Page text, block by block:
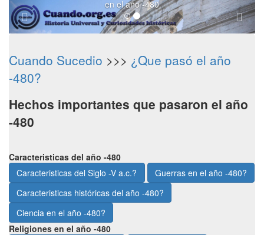
en el año -480
Cuando Sucedio >>> ¿Que pasó el año
-480?
Hechos importantes que pasaron el año
-480
Caracteristicas del año -480
Caracteristicas del Siglo -V a.c.?
Guerras en el año -480?
Caracteristicas históricas del año -480?
Ciencia en el año -480?
Religiones en el año -480